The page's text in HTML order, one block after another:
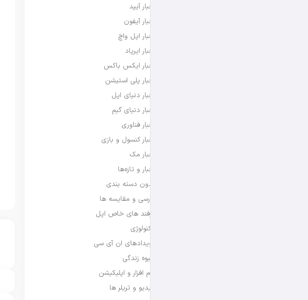
اخبار آیپد
اخبار آیفون
اخبار اپل واچ
اخبار ایرپاد
اخبار ایکس باکس
اخبار پلی استیشن
اخبار دنیای اپل
اخبار دنیای گیم
اخبار فناوری
اخبار کنسول و بازی
اخبار مک
اخبار و تازه‌ها
بدون دسته بندی
بررسی و مقایسه ها
ترفند های خاص اپل
تکنولوژی
رویدادهای ان آی سی
شیوه زندگی
نرم افزار و اپلیکیشن
ویدیو و تریلر ها